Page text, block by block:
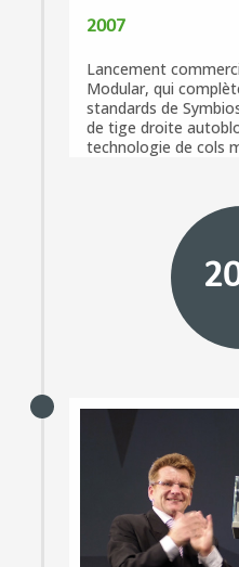
2007
Lancement
Modular, qui
standards de
de tige droite
technologie de cols